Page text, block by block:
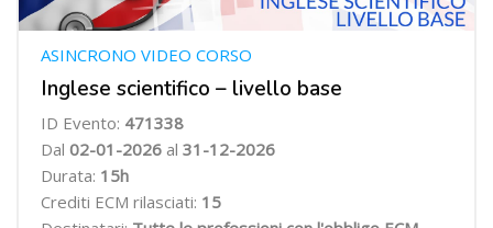
Inglese scientifico – livello base
ASINCRONO VIDEO CORSO
ID Evento: 471338
Dal 02-01-2026 al 31-12-2026
Durata: 15h
Crediti ECM rilasciati: 15